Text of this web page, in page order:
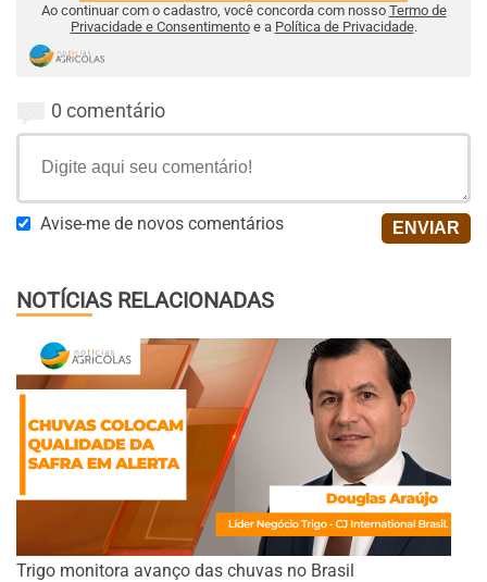
Ao continuar com o cadastro, você concorda com nosso Termo de
Privacidade e Consentimentoe a Política de Privacidade.
0 comentário
Avise-me de novos comentários
NOTÍCIAS RELACIONADAS
Trigo monitora avanço das chuvas no Brasil